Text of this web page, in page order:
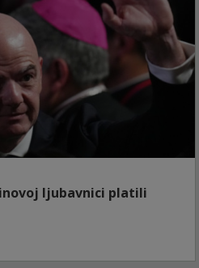
ljubavnici platili